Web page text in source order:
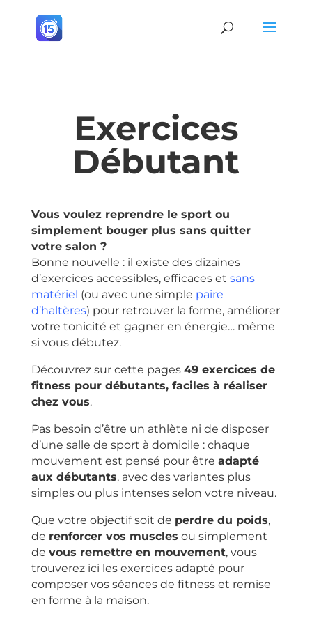
Exercices
Débutant
Vous voulez reprendre le sport ou
simplement bouger plus sans quitter
votre salon ?
Bonne nouvelle : il existe des dizaines
d’exercices accessibles, efficaces et sans
matériel (ou avec une simple paire
d’haltères) pour retrouver la forme, améliorer
votre tonicité et gagner en énergie… même
si vous débutez.
Découvrez sur cette pages 49 exercices de
fitness pour débutants, faciles à réaliser
chez vous.
Pas besoin d’être un athlète ni de disposer
d’une salle de sport à domicile : chaque
mouvement est pensé pour être adapté
aux débutants, avec des variantes plus
simples ou plus intenses selon votre niveau.
Que votre objectif soit de perdre du poids,
de renforcer vos muscles ou simplement
de vous remettre en mouvement, vous
trouverez ici les exercices adapté pour
composer vos séances de fitness et remise
en forme à la maison.